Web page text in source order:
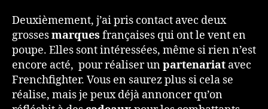
Deuxièmement, j’ai pris contact avec deux
grossesmarques françaises qui ont le vent en
poupe. Elles sont intéressées, même si rien n’est
encore acté, pour réaliser unpartenariat avec
Frenchfighter. Vous en saurez plus si cela se
réalise, mais je peux déjà annoncer qu’on